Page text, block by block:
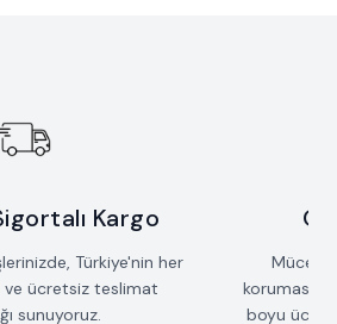
Kargo
Türkiye'nin her
ve ücretsiz teslimat
sunuyoruz.
koruması
boyu